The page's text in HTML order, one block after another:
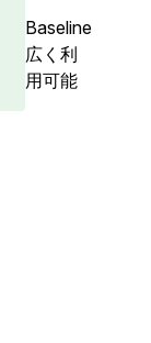
Baseline
広く利
用可能